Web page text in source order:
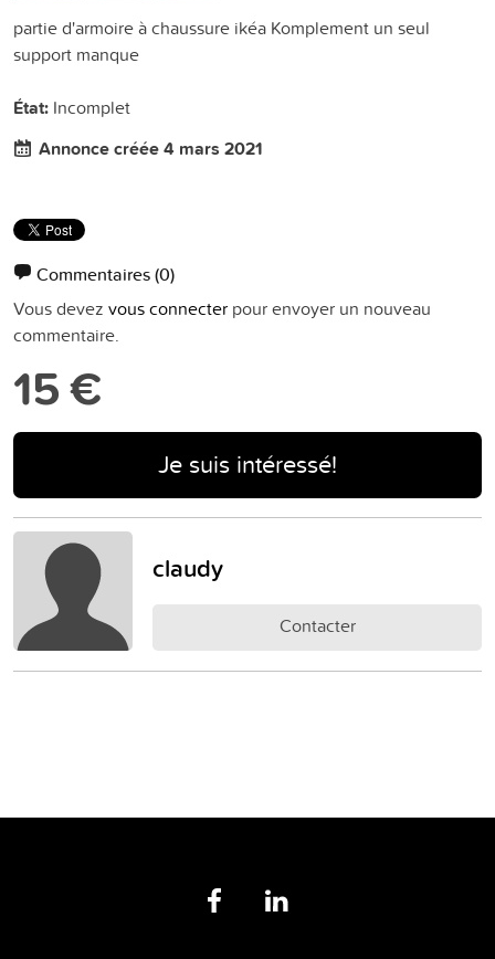
partie d'armoire à chaussure ikéa Komplement un seul
support manque
État: Incomplet
Annonce créée 4 mars 2021
Commentaires(0)
Vous devez vous connecter pour envoyer un nouveau
commentaire.
15 €
Je suis intéressé!
claudy
Contacter